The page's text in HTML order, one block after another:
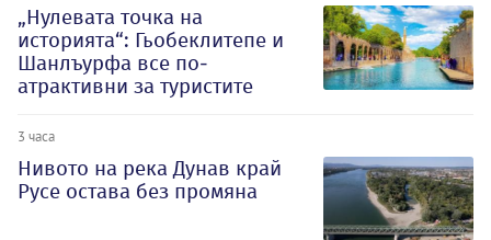
„Нулевата точка на
историята“: Гьобеклитепе и
Шанлъурфа все по-
атрактивни за туристите
3 часа
Нивото на река Дунав край
Русе остава без промяна